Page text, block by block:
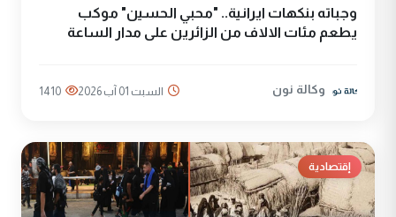
وجباته بنكهات ايرانية.. "محبي الحسين" موكب
يطعم مئات الالاف من الزائرين على مدار الساعة
وكالة نون السبت 01 آب 2026 1410
إقتصادية